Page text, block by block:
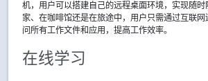
机，用户可以搭建自己的远程桌面环境，实现随
家、在咖啡馆还是在旅途中，用户只需通过互联
问所有工作文件和应用，提高工作效率。
在线学习